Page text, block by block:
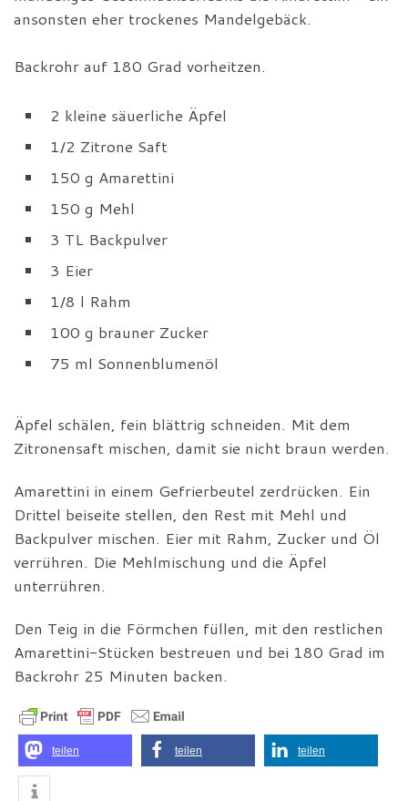
ansonsten eher trockenes Mandelgebäck.
Backrohr auf 180 Grad vorheitzen.
2 kleine säuerliche Äpfel
1/2 Zitrone Saft
150 g Amarettini
150 g Mehl
3 TL Backpulver
3 Eier
1/8 l Rahm
100 g brauner Zucker
75 ml Sonnenblumenöl
Äpfel schälen, fein blättrig schneiden. Mit dem
Zitronensaft mischen, damit sie nicht braun werden.
Amarettini in einem Gefrierbeutel zerdrücken. Ein
Drittel beiseite stellen, den Rest mit Mehl und
Backpulver mischen. Eier mit Rahm, Zucker und Öl
verrühren. Die Mehlmischung und die Äpfel
unterrühren.
Den Teig in die Förmchen füllen, mit den restlichen
Amarettini-Stücken bestreuen und bei 180 Grad im
Backrohr 25 Minuten backen.
teilen teilen teilen